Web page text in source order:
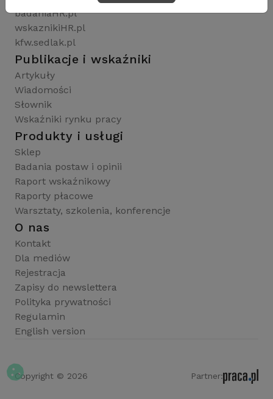
badaniaHR.pl
wskaznikiHR.pl
kfw.sedlak.pl
Publikacje i wskaźniki
Artykuły
Wiadomości
Słownik
Wskaźniki rynku pracy
Produkty i usługi
Sklep
Badania postaw i opinii
Raport wskaźnikowy
Raporty płacowe
Warsztaty, szkolenia, konferencje
O nas
Kontakt
Dla mediów
Rejestracja
Zapisy do newslettera
Polityka prywatności
Regulamin
English version
Copyright © 2026 Partner: